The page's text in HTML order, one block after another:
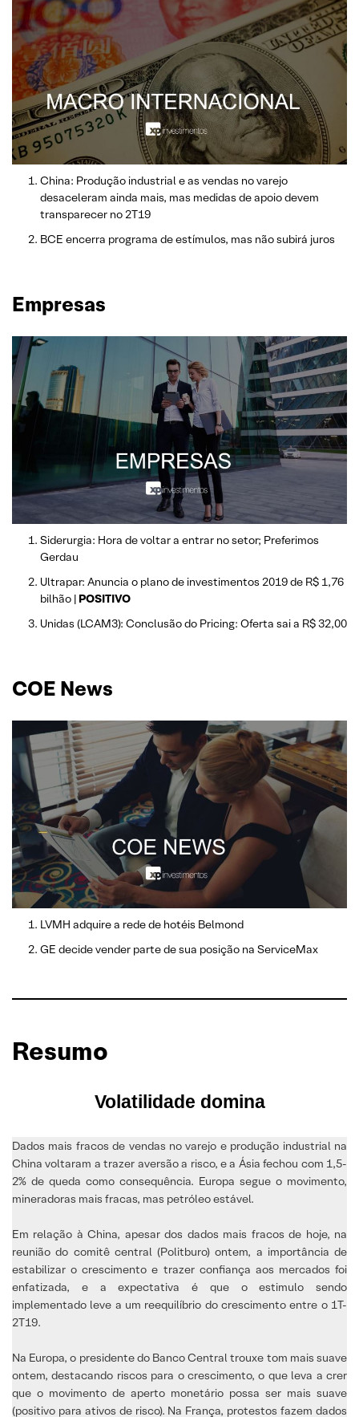
China: Produção industrial e as vendas no varejo
desaceleram ainda mais, mas medidas de apoio devem
transparecer no 2T19
BCE encerra programa de estímulos, mas não subirá juros
Empresas
Siderurgia: Hora de voltar a entrar no setor; Preferimos
Gerdau
Ultrapar: Anuncia o plano de investimentos 2019 de R$ 1,76
bilhão | POSITIVO
Unidas (LCAM3): Conclusão do Pricing: Oferta sai a R$ 32,00
COE News
LVMH adquire a rede de hotéis Belmond
GE decide vender parte de sua posição na ServiceMax
Resumo
Volatilidade domina
Dados mais fracos de vendas no varejo e produção industrial na
China voltaram a trazer aversão a risco, e a Ásia fechou com 1,5-
2% de queda como consequência. Europa segue o movimento,
mineradoras mais fracas, mas petróleo estável.
Em relação à China, apesar dos dados mais fracos de hoje, na
reunião do comitê central (Politburo) ontem, a importância de
estabilizar o crescimento e trazer confiança aos mercados foi
enfatizada, e a expectativa é que o estimulo sendo
implementado leve a um reequilíbrio do crescimento entre o 1T-
2T19.
Na Europa, o presidente do Banco Central trouxe tom mais suave
ontem, destacando riscos para o crescimento, o que leva a crer
que o movimento de aperto monetário possa ser mais suave
(positivo para ativos de risco). Na França, protestos fazem dados